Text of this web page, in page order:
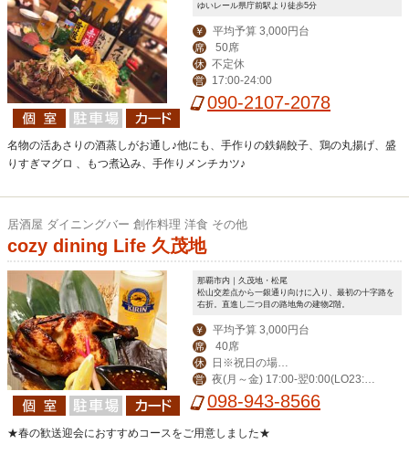
ゆいレール県庁前駅より徒歩5分
￥ 平均予算 3,000円台
席 50席
休 不定休
営 17:00-24:00
090-2107-2078
名物の活あさりの酒蒸しがお通し♪他にも、手作りの鉄鍋餃子、鶏の丸揚げ、盛
りすぎマグロ 、もつ煮込み、手作りメンチカツ♪
居酒屋 ダイニングバー 創作料理 洋食 その他
cozy dining Life 久茂地
那覇市内｜久茂地・松尾
松山交差点から一銀通り向けに入り、最初の十字路を
右折。直進し二つ目の路地角の建物2階。
￥ 平均予算 3,000円台
席 40席
休
営業。月曜振替休。
営
夜(月～金) 17:00-翌0:00(LO23:3
0) (土)-翌1:00(LO翌0:30) 昼(月～金) 1
098-943-8566
★春の歓送迎会におすすめコースをご用意しました★